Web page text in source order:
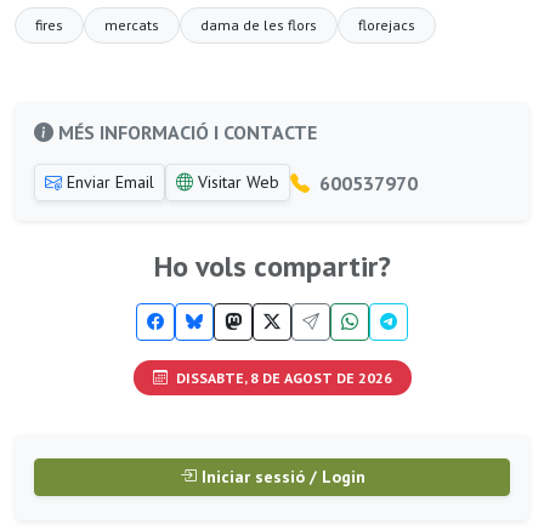
fires mercats dama de les flors florejacs
MÉS INFORMACIÓ I CONTACTE
Enviar Email Visitar Web 600537970
Ho vols compartir?
DISSABTE, 8 DE AGOST DE 2026
Iniciar sessió / Login